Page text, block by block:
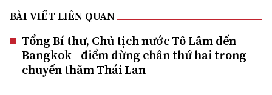
BÀI VIẾT LIÊN QUAN
Tổng Bí thư, Chủ tịch nước Tô Lâm đến
Bangkok - điểm dừng chân thứ hai trong
chuyến thăm Thái Lan